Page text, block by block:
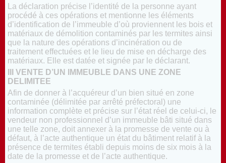
La déclaration précise l’identité de la personne ayant
procédé à ces opérations et mentionne les éléments
d’identification de l’immeuble d’où proviennent les bois et
matériaux de démolition contaminés par les termites ainsi
que la nature des opérations d’incinération ou de
traitement effectuées et le lieu de mise en décharge des
matériaux. Elle est datée et signée par le déclarant.
III VENTE D’UN IMMEUBLE DANS UNE ZONE
DELIMITEE
Afin de donner à l’acquéreur d’un bien situé en zone
contaminée (délimitée par arrêté préfectoral) une
information complète et précise sur l’état réel de celui-ci, le
vendeur non professionnel d’un immeuble bâti situé dans
une telle zone, doit annexer à la promesse de vente ou à
défaut, à l’acte authentique un état du bâtiment relatif à la
présence de termites établi depuis moins de six mois à la
date de la promesse et de l’acte authentique.